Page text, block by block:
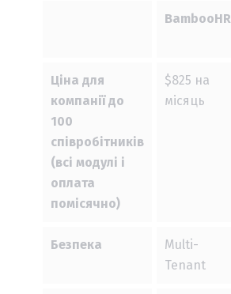
BambooHR
Ціна для
компанії до
100
співробітників
(всі модулі і
оплата
помісячно)
$825 на
місяць
Безпека
Multi-
Tenant